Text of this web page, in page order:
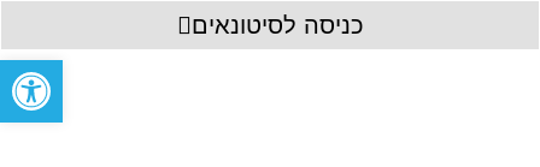
כניסה לסיטונאים
פתח